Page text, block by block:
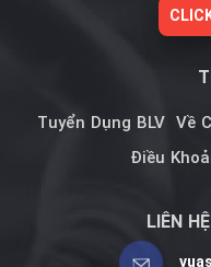
Tuyển Dụng BLV Về
Điều
LIÊN